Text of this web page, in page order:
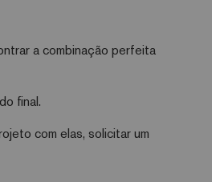
a combinação perfeita
final.
com elas, solicitar um